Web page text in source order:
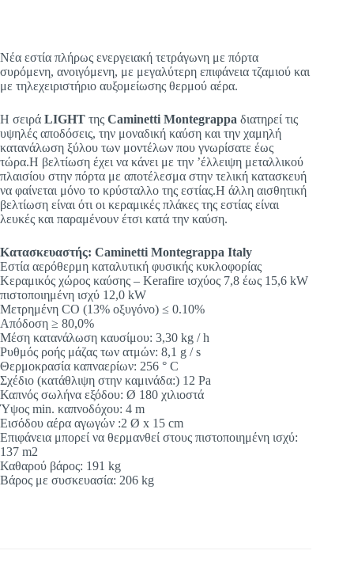
Νέα εστία πλήρως ενεργειακή τετράγωνη με πόρτα
συρόμενη, ανοιγόμενη, με μεγαλύτερη επιφάνεια τζαμιού και
με τηλεχειριστήριο αυξομείωσης θερμού αέρα.
Η σειρά LIGHT της Caminetti Montegrappa διατηρεί τις
υψηλές αποδόσεις, την μοναδική καύση και την χαμηλή
κατανάλωση ξύλου των μοντέλων που γνωρίσατε έως
τώρα.Η βελτίωση έχει να κάνει με την ’έλλειψη μεταλλικού
πλαισίου στην πόρτα με αποτέλεσμα στην τελική κατασκευή
να φαίνεται μόνο το κρύσταλλο της εστίας.Η άλλη αισθητική
βελτίωση είναι ότι οι κεραμικές πλάκες της εστίας είναι
λευκές και παραμένουν έτσι κατά την καύση.
Κατασκευαστής: Caminetti Montegrappa Italy
Εστία αερόθερμη καταλυτική φυσικής κυκλοφορίας
Κεραμικός χώρος καύσης – Kerafire ισχύος 7,8 έως 15,6 kW
πιστοποιημένη ισχύ 12,0 kW
Μετρημένη CO (13% οξυγόνο) ≤ 0.10%
Απόδοση ≥ 80,0%
Μέση κατανάλωση καυσίμου: 3,30 kg / h
Ρυθμός ροής μάζας των ατμών: 8,1 g / s
Θερμοκρασία καπναερίων: 256 ° C
Σχέδιο (κατάθλιψη στην καμινάδα:) 12 Pa
Καπνός σωλήνα εξόδου: Ø 180 χιλιοστά
Ύψος min. καπνοδόχου: 4 m
Εισόδου αέρα αγωγών :2 Ø x 15 cm
Επιφάνεια μπορεί να θερμανθεί στους πιστοποιημένη ισχύ:
137 m2
Καθαρού βάρος: 191 kg
Βάρος με συσκευασία: 206 kg